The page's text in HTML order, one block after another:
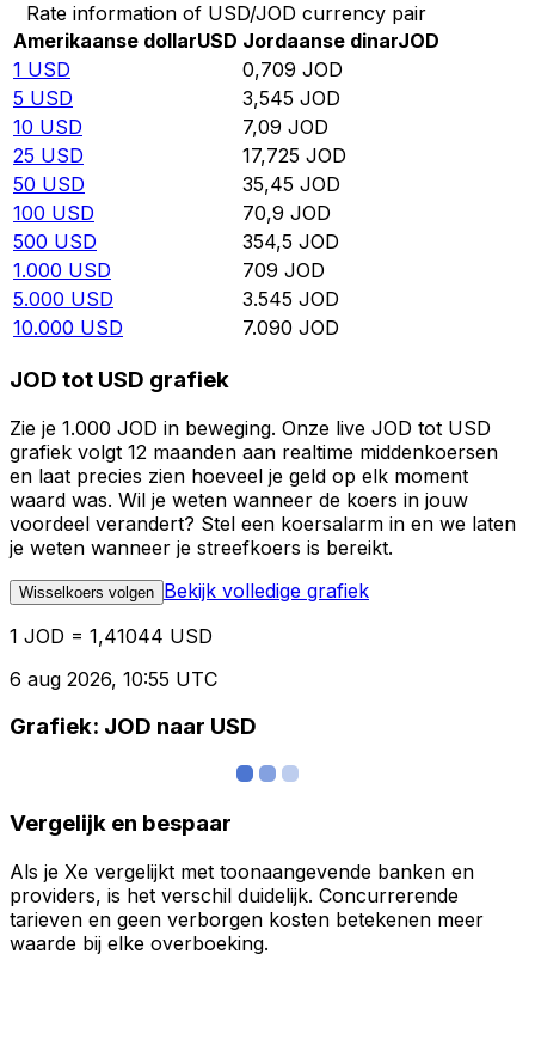
Rate information of USD/JOD currency pair
Amerikaanse dollarUSD Jordaanse dinarJOD
1 USD 0,709 JOD
5 USD 3,545 JOD
10 USD 7,09 JOD
25 USD 17,725 JOD
50 USD 35,45 JOD
100 USD 70,9 JOD
500 USD 354,5 JOD
1.000 USD 709 JOD
5.000 USD 3.545 JOD
10.000 USD 7.090 JOD
JOD tot USD grafiek
Zie je 1.000 JOD in beweging. Onze live JOD tot USD
grafiek volgt 12 maanden aan realtime middenkoersen
en laat precies zien hoeveel je geld op elk moment
waard was. Wil je weten wanneer de koers in jouw
voordeel verandert? Stel een koersalarm in en we laten
je weten wanneer je streefkoers is bereikt.
Wisselkoers volgen Bekijk volledige grafiek
1 JOD = 1,41044 USD
6 aug 2026, 10:55 UTC
Grafiek: JOD naar USD
Vergelijk en bespaar
Als je Xe vergelijkt met toonaangevende banken en
providers, is het verschil duidelijk. Concurrerende
tarieven en geen verborgen kosten betekenen meer
waarde bij elke overboeking.